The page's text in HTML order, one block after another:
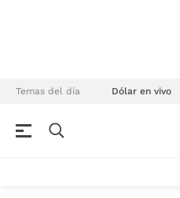
Temas del día Dólar en vivo